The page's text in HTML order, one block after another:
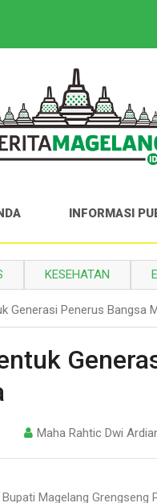
INFORMASI
KESEHATAN
Generasi Penerus Bangsa
Maha Rahtic Dwi
Bupati Magelang